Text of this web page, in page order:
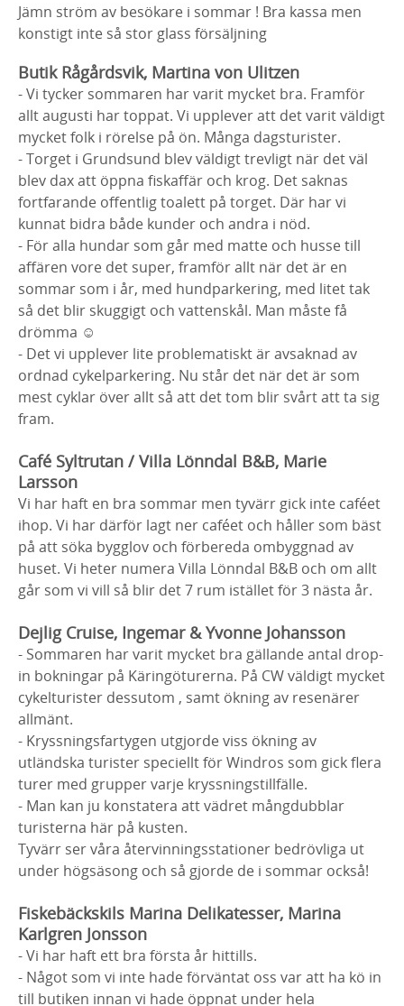
Jämn ström av besökare i sommar ! Bra kassa men
konstigt inte så stor glass försäljning
Butik Rågårdsvik, Martina von Ulitzen
- Vi tycker sommaren har varit mycket bra. Framför
allt augusti har toppat. Vi upplever att det varit väldigt
mycket folk i rörelse på ön. Många dagsturister.
- Torget i Grundsund blev väldigt trevligt när det väl
blev dax att öppna fiskaffär och krog. Det saknas
fortfarande offentlig toalett på torget. Där har vi
kunnat bidra både kunder och andra i nöd.
- För alla hundar som går med matte och husse till
affären vore det super, framför allt när det är en
sommar som i år, med hundparkering, med litet tak
så det blir skuggigt och vattenskål. Man måste få
drömma ☺️
- Det vi upplever lite problematiskt är avsaknad av
ordnad cykelparkering. Nu står det när det är som
mest cyklar över allt så att det tom blir svårt att ta sig
fram.
Café Syltrutan / Villa Lönndal B&B, Marie
Larsson
Vi har haft en bra sommar men tyvärr gick inte caféet
ihop. Vi har därför lagt ner caféet och håller som bäst
på att söka bygglov och förbereda ombyggnad av
huset. Vi heter numera Villa Lönndal B&B och om allt
går som vi vill så blir det 7 rum istället för 3 nästa år.
Dejlig Cruise, Ingemar & Yvonne Johansson
- Sommaren har varit mycket bra gällande antal drop-
in bokningar på Käringöturerna. På CW väldigt mycket
cykelturister dessutom , samt ökning av resenärer
allmänt.
- Kryssningsfartygen utgjorde viss ökning av
utländska turister speciellt för Windros som gick flera
turer med grupper varje kryssningstillfälle.
- Man kan ju konstatera att vädret mångdubblar
turisterna här på kusten.
Tyvärr ser våra återvinningsstationer bedrövliga ut
under högsäsong och så gjorde de i sommar också!
Fiskebäckskils Marina Delikatesser, Marina
Karlgren Jonsson
- Vi har haft ett bra första år hittills.
- Något som vi inte hade förväntat oss var att ha kö in
till butiken innan vi hade öppnat under hela